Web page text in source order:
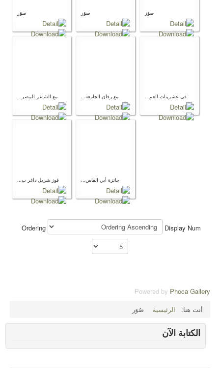
صوَر صوَر صوَر
مع الشاعر المصر... مع رفاق الجامعة... في عشرينات العم...
فوز شربل داغر ب... جائزة أبي القاس...
Ordering Display Num
Powered by Phoca Gallery
أنت هنا:
الرئيسية صُوَر
الكتابة الآن